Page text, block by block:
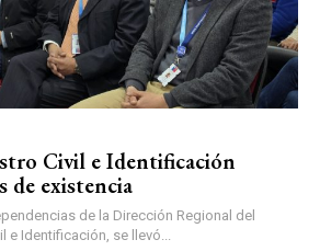
Civil e Identificación
de existencia
de la Dirección Regional del
e Identificación, se llevó...